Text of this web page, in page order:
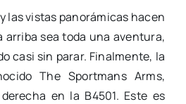
las vistas panorámicas hacen
arriba sea toda una aventura,
casi sin parar. Finalmente, la
The Sportmans Arms,
en la B4501. Este es